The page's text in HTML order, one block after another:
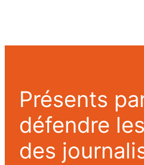
Présents
défendre
des